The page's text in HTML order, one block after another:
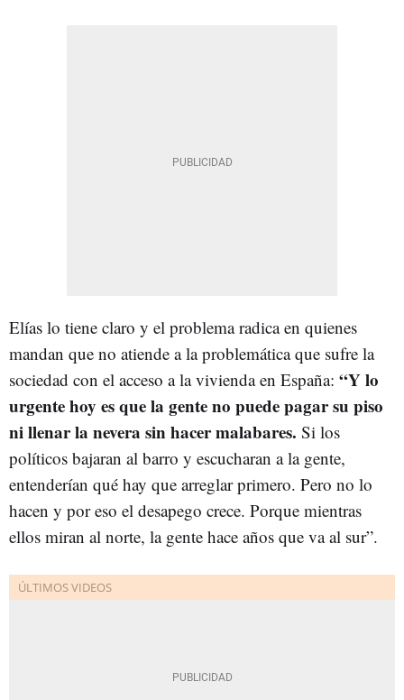
Elías lo tiene claro y el problema radica en quienes
mandan que no atiende a la problemática que sufre la
sociedad con el acceso a la vivienda en España: “Y lo
urgente hoy es que la gente no puede pagar su piso
ni llenar la nevera sin hacer malabares. Si los
políticos bajaran al barro y escucharan a la gente,
entenderían qué hay que arreglar primero. Pero no lo
hacen y por eso el desapego crece. Porque mientras
ellos miran al norte, la gente hace años que va al sur”.